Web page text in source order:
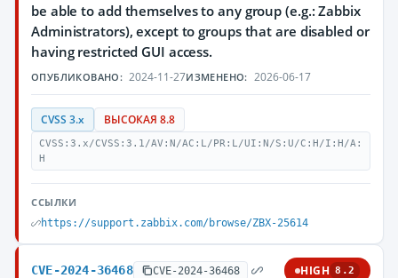
be able to add themselves to any group (e.g.: Zabbix
Administrators), except to groups that are disabled or
having restricted GUI access.
ОПУБЛИКОВАНО: 2024-11-27ИЗМЕНЕНО: 2026-06-17
CVSS 3.x ВЫСОКАЯ 8.8
CVSS:3.x/CVSS:3.1/AV:N/AC:L/PR:L/UI:N/S:U/C:H/I:H/A:
H
ССЫЛКИ
https://support.zabbix.com/browse/ZBX-25614
CVE-2024-36468 CVE-2024-36468 HIGH 8.2